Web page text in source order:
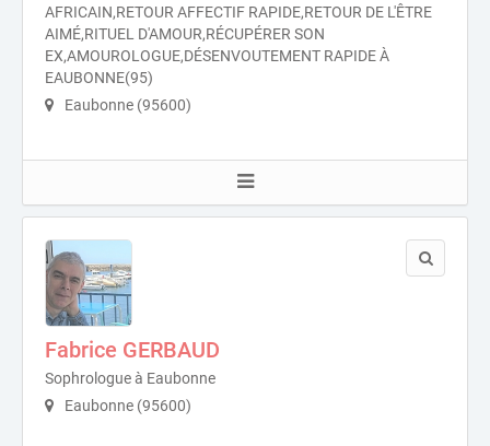
AFRICAIN,RETOUR AFFECTIF RAPIDE,RETOUR DE L'ÊTRE
AIMÉ,RITUEL D'AMOUR,RÉCUPÉRER SON
EX,AMOUROLOGUE,DÉSENVOUTEMENT RAPIDE À
EAUBONNE(95)
Eaubonne (95600)
Fabrice GERBAUD
Sophrologue à Eaubonne
Eaubonne (95600)